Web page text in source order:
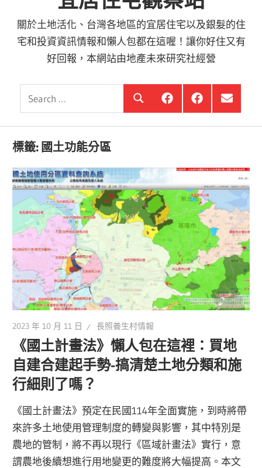
關於土地活化、台灣各地區的宜居住宅以及銀髮的住
宅和投資資訊情報和懶人包都在這喔！讓你好住又有
好回報，本網站由地產未來研究社經營
Search
銀
髮
住
宅
投
資
銀
髮,
海
選
單
項
目
標籤: 國土功能分區
2023 年 10 月 11 日 長照養生村情報
《國土計畫法》懶人包在這裡：買地
自建合建起手勢-搞清楚土地分類和施
行細則了嗎？
《國土計畫法》預定在民國114年全面實施，到時將帶
來許多土地使用管理制度的轉變與影響，其中特別是
農地的管制，將不再以現行《區域計畫法》實行，意
謂農地後續想進行用地變更的難度將大幅提高。本文